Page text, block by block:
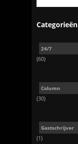
Categorieën
24/7
(60)
Column
(30)
Gastschrijver
(1)